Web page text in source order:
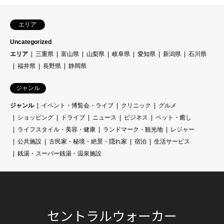
エリア
Uncategorized
エリア
三重県 富山県 山梨県 岐阜県 愛知県 新潟県
石川県
福井県
長野県 静岡県
ジャンル
ジャンル イベント・博覧会・ライブ クリニック
グルメ
ショッピング
ドライブ ニュース ビジネス
ペット・癒し
ライフスタイル・美容・健康
ランドマーク・観光地
レジャー
公共施設
古民家・秘境・絶景・隠れ家 宿泊
生活サービス
銭湯・スーパー銭湯・温泉施設
セントラルウォーカー